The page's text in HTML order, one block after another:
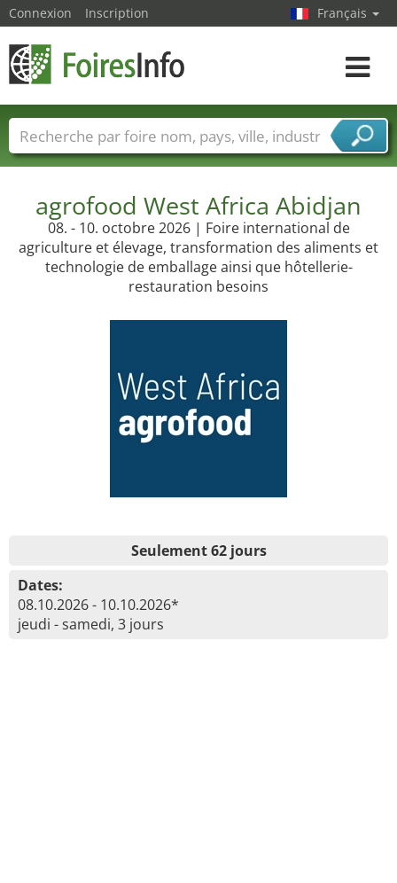
agrofood West Africa Abidjan
08. - 10. octobre 2026 | Foire international de
agriculture et élevage, transformation des aliments et
technologie de emballage ainsi que hôtellerie-
restauration besoins
Seulement 62 jours
Dates:
08.10.2026 - 10.10.2026*
jeudi - samedi, 3 jours
Connexion Inscription Français
Toggle
Foire noms Pays Villes
Secteurs de foire